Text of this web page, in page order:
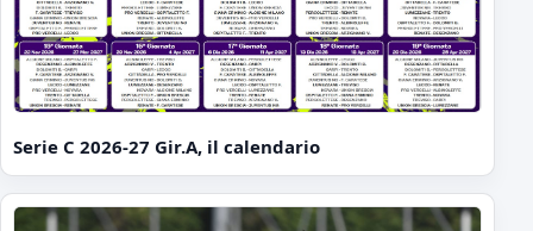
Serie C 2026-27 Gir.A, il calendario